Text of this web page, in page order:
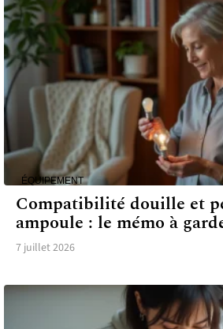
ÉQUIPEMENT
Compatibilité douille et
ampoule : le mémo à
7 juillet 2026